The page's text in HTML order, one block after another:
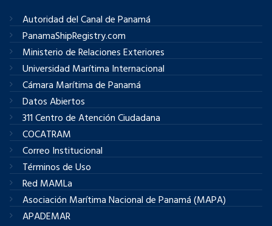
Autoridad del Canal de Panamá
PanamaShipRegistry.com
Ministerio de Relaciones Exteriores
Universidad Marítima Internacional
Cámara Marítima de Panamá
Datos Abiertos
311 Centro de Atención Ciudadana
COCATRAM
Correo Institucional
Términos de Uso
Red MAMLa
Asociación Marítima Nacional de Panamá (MAPA)
APADEMAR